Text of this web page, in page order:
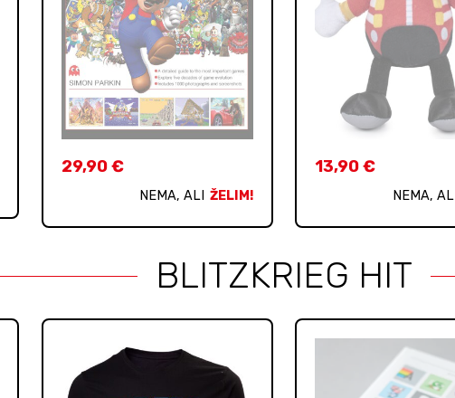
29,90€
NEMA, ALI ŽELIM!
13,90€
NEMA, ALI
BLITZKRIEG HIT